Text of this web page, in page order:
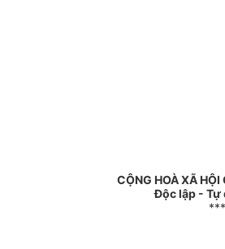
CỘNG HOÀ XÃ
Độc lập - Tự